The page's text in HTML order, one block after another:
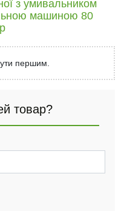
з умивальником
машиною 80
першим.
товар?